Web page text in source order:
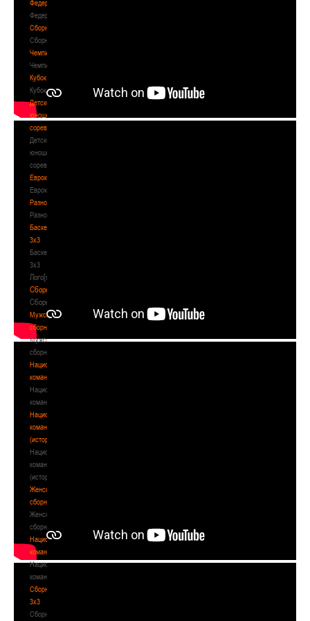
Федерация
Федерация
Сборные
Сборные
Чемпионат
Чемпионат
Кубок
Кубок
Детско-
юношеские
соревнования
Детско-
юношеские
соревнования
Еврокубки
Еврокубки
Разное
Разное
Баскетбол
3х3
Баскетбол
3х3
Лого[modid=121]
Сборные
Сборные
Мужские
сборные
Мужские
сборные
Национальная
команда
Национальная
команда
Национальная
команда
(история)
Национальная
команда
(история)
Женские
сборные
Женские
сборные
Национальная
команда
Национальная
команда
Сборные
3х3
Сборные